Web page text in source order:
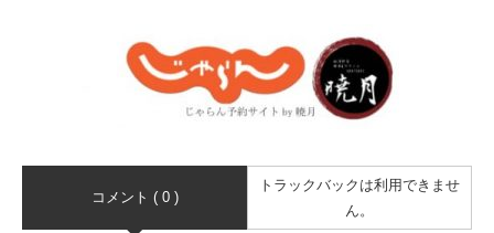
コメント ( 0 )
トラックバックは利用できませ
ん。